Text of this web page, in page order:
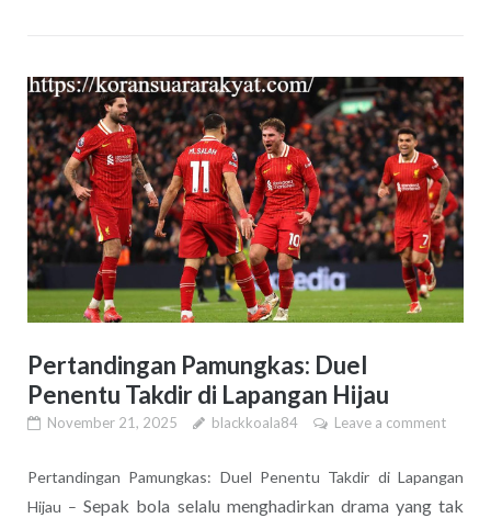
Pertandingan Pamungkas: Duel
Penentu Takdir di Lapangan Hijau
November 21, 2025 blackkoala84 Leave a comment
Pertandingan Pamungkas: Duel Penentu Takdir di Lapangan
Hijau –Sepak bola selalu menghadirkan drama yang tak